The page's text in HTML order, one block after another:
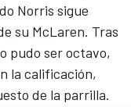
Norris sigue
su McLaren. Tras
pudo ser octavo,
la calificación,
de la parrilla.